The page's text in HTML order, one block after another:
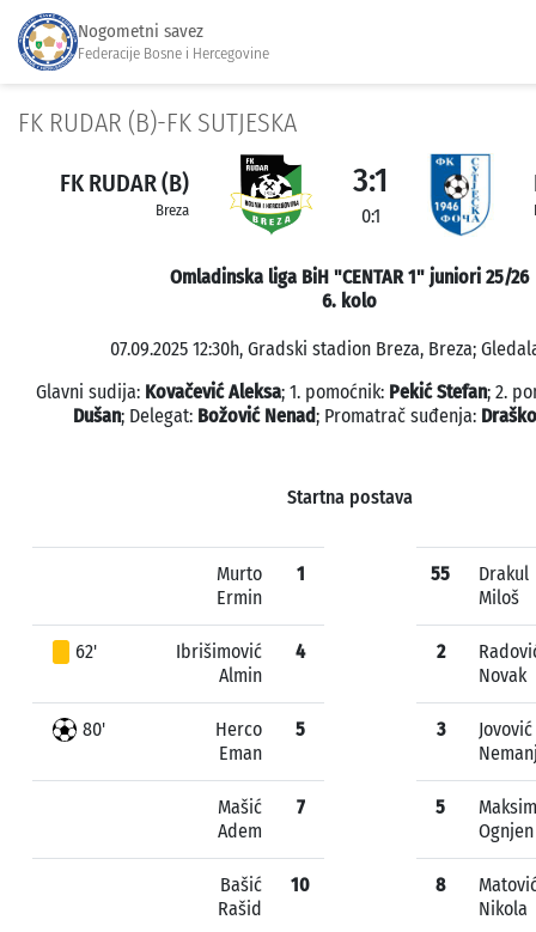
Nogometni savez
Federacije Bosne i Hercegovine
FK RUDAR (B)-FK SUTJESKA
FK RUDAR (B)
Breza
3:1
0:1
Omladinska liga BiH "CENTAR 1" juniori 25/26
6. kolo
07.09.2025 12:30h, Gradski stadion Breza, Breza;
Glavni sudija: Kovačević Aleksa; 1. pomoćnik: Pekić Stefan; 2.
Dušan; Delegat: Božović Nenad; Promatrač suđenja:
Startna postava
Murto
Ermin
1
62'
Ibrišimović
Almin
4
80'
Herco
Eman
5
Mašić
Adem
7
Bašić
Rašid
10
55
Drakul
Miloš
2
Novak
3
Jovović
5
Ognjen
8
Nikola